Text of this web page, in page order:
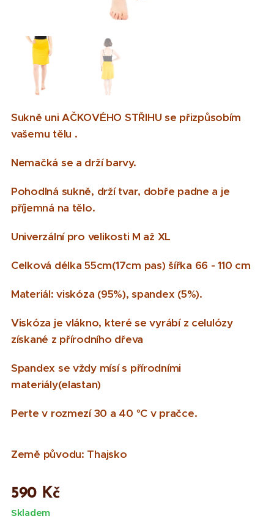
Sukně uni AČKOVÉHO STŘIHU se přizpůsobím
vašemu tělu .
Nemačká se a drží barvy.
Pohodlná sukně, drží tvar, dobře padne a je
příjemná na tělo.
Univerzální pro velikosti M až XL
Celková délka 55cm(17cm pas) šířka 66 - 110 cm
Materiál: viskóza (95%), spandex (5%).
Viskóza je vlákno, které se vyrábí z celulózy
získané z přírodního dřeva
Spandex se vždy mísí s přírodními
materiály(elastan)
Perte v rozmezí 30 a 40 °C v pračce.
Země původu: Thajsko
590 Kč
Skladem